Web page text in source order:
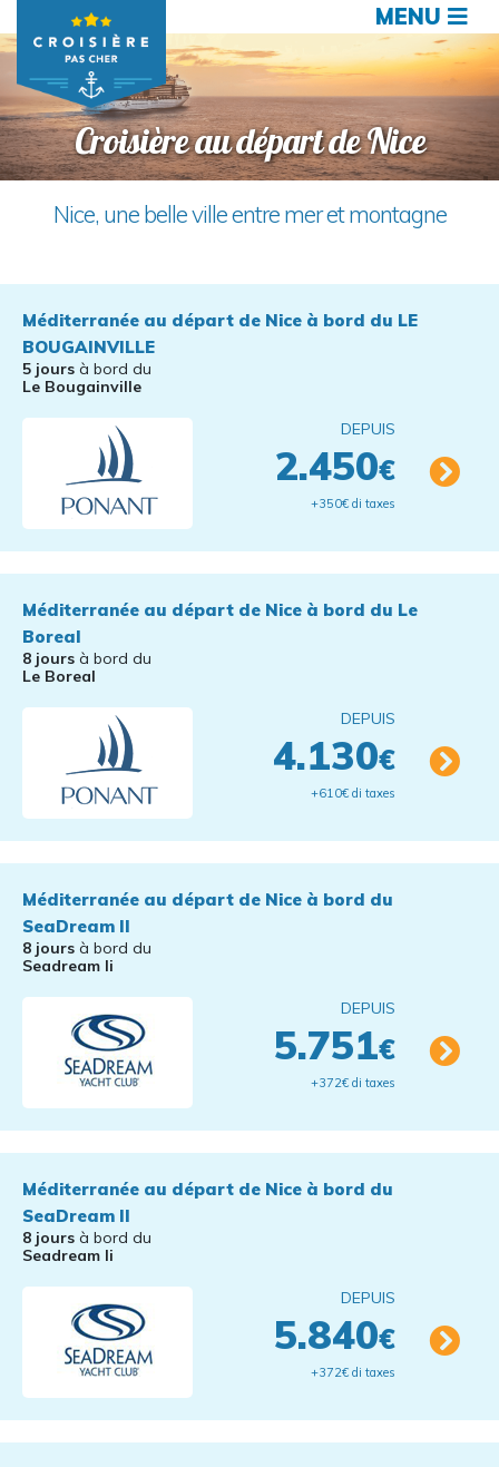
MENU
Croisière au départ de Nice
Nice, une belle ville entre mer et montagne
Méditerranée au départ de Nice à bord du LE
BOUGAINVILLE
5 jours à bord du
Le Bougainville
DEPUIS
2.450€
+350€ di taxes
Méditerranée au départ de Nice à bord du Le
Boreal
8 jours à bord du
Le Boreal
DEPUIS
4.130€
+610€ di taxes
Méditerranée au départ de Nice à bord du
SeaDream II
8 jours à bord du
Seadream Ii
DEPUIS
5.751€
+372€ di taxes
Méditerranée au départ de Nice à bord du
SeaDream II
8 jours à bord du
Seadream Ii
DEPUIS
5.840€
+372€ di taxes